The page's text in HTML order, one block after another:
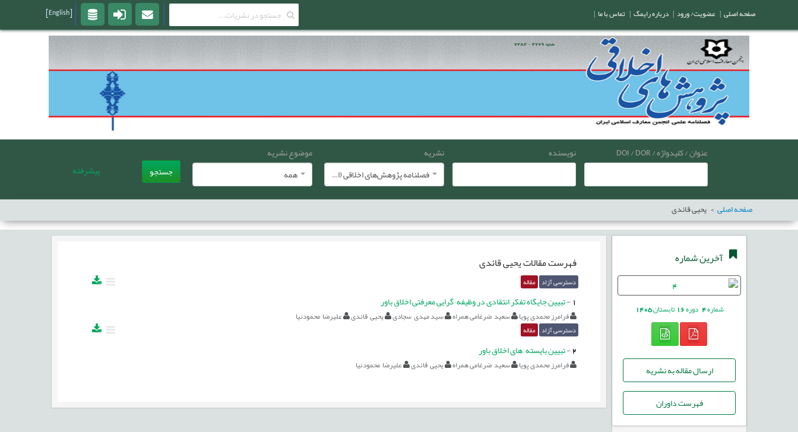
عنوان / کلیدواژه / DOI / DOR نویسنده
نشریه
فصلنامه پژوهش‌های اخلاقی (انجمن معارف اسلامی ایران)
موضوع نشریه
همه
جستجو پیشرفته
صفحه اصلی یحیی قائدی
آخرین شماره
شماره4 دوره16تابستان1405
ارسال مقاله به نشریه
فهرست داوران
فهرست مقالاتیحیی قائدی
دسترسی آزاد مقاله
1
-تبیین جایگاه تفکر انتقادی در وظیفه¬گراییِ معرفتیِ اخلاقِ باور
فرامرز محمدی پویا سعید ضرغامی همراه سید مهدی سجادی یحیی قائدی علیرضا محمودنیا
دسترسی آزاد مقاله
2
-تبیین بایسته¬های اخلاقِ باور
فرامرز محمدی پویا سعید ضرغامی همراه یحیی قائدی علیرضا محمودنیا
صفحه اصلی | عضویت/ ورود | درباره رایمگ | تماس با ما |
[English]